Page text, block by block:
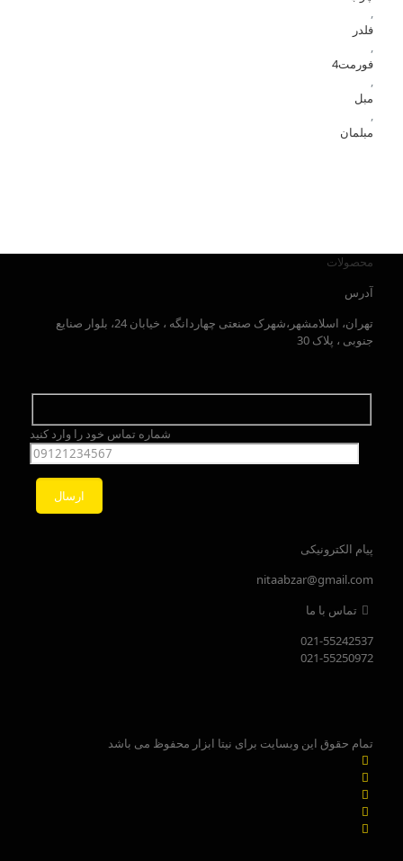
,
فلدر
,
فورمت4
,
مبل
,
مبلمان
محصولات
آدرس
تهران، اسلامشهر،شهرک صنعتی چهاردانگه ، خیابان 24، بلوار صنایع
جنوبی ، پلاک 30
شماره تماس خود را وارد کنید
پیام الکترونیکی
nitaabzar@gmail.com
تماس با ما
021-55242537
021-55250972
تمام حقوق این وبسایت برای نیتا ابزار محفوظ می باشد